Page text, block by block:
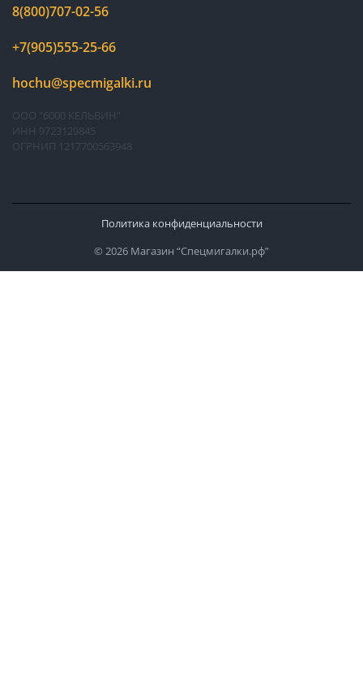
8(800)707-02-56
+7(905)555-25-66
hochu@specmigalki.ru
ООО "6000 КЕЛЬВИН"
ИНН 9723129845
ОГРНИП 1217700563948
Политика конфиденциальности
© 2026 Магазин “Спецмигалки.рф”